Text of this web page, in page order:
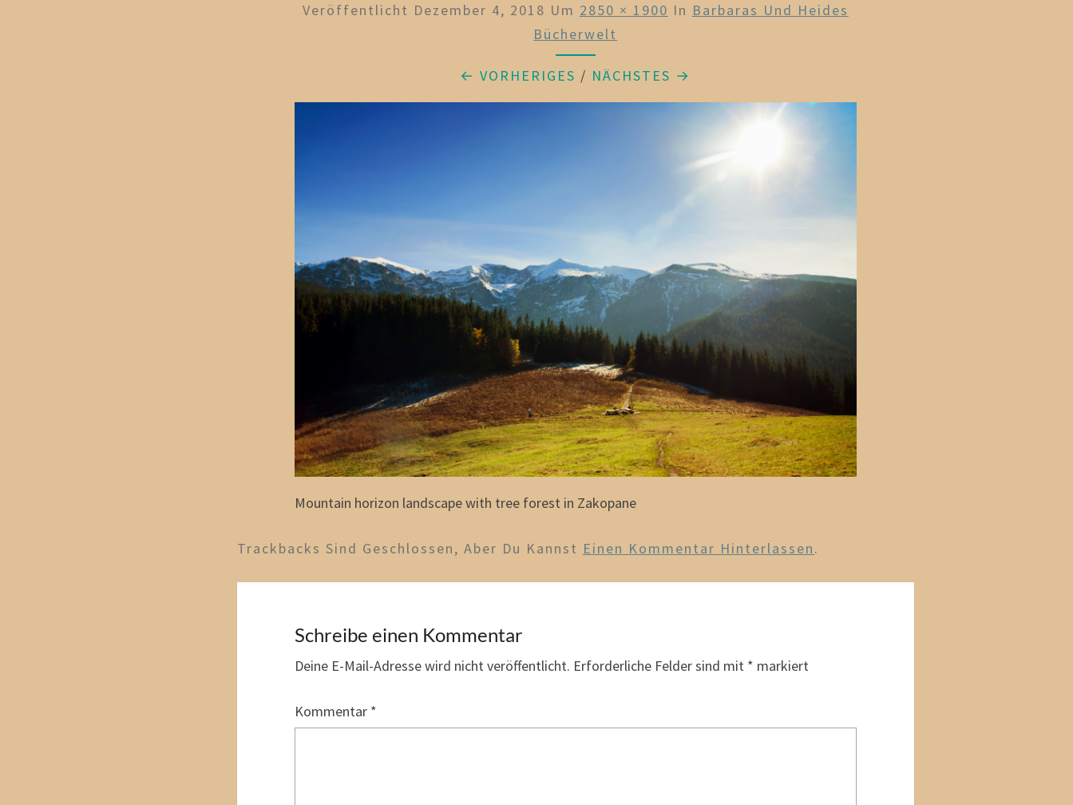
Veröffentlicht Dezember 4, 2018 Um 2850 × 1900 In Barbaras Und Heides
Bücherwelt
← VORHERIGES / NÄCHSTES →
Mountain horizon landscape with tree forest in Zakopane
Trackbacks Sind Geschlossen, Aber Du Kannst Einen Kommentar Hinterlassen.
Schreibe einen Kommentar
Deine E-Mail-Adresse wird nicht veröffentlicht. Erforderliche Felder sind mit * markiert
Kommentar *